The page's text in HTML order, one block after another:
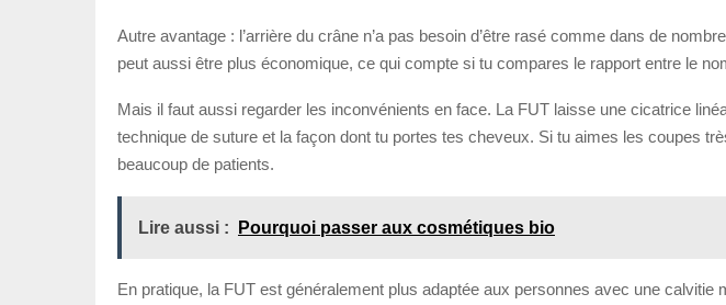
Autre avantage : l’arrière du crâne n’a pas besoin d’être rasé comme dans de
peut aussi être plus économique, ce qui compte si tu compares le rapport entre le
Mais il faut aussi regarder les inconvénients en face. La FUT laisse une cicatrice
technique de suture et la façon dont tu portes tes cheveux. Si tu aimes les coupes
beaucoup de patients.
Lire aussi : Pourquoi passer aux cosmétiques bio
En pratique, la FUT est généralement plus adaptée aux personnes avec une